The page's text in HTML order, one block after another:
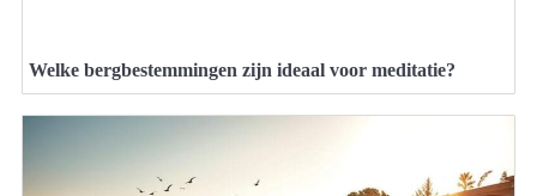
Welke bergbestemmingen zijn ideaal voor meditatie?